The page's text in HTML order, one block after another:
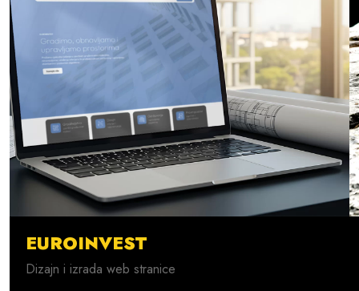
EUROINVEST
Dizajn i izrada web stranice